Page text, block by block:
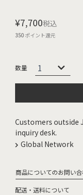
¥7,700税込
350ポイント還元
Customers outside
inquiry desk.
Global Network
商品についてのお問い
配送・送料について